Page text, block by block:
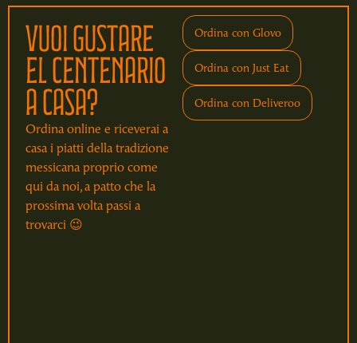
Vuoi gustare
el centenario
a casa?
Ordina online e riceverai a
casa i piatti della tradizione
messicana proprio come
qui da noi, a patto che la
prossima volta passi a
trovarci 😉
Ordina con Glovo
Ordina con Just Eat
Ordina con Deliveroo